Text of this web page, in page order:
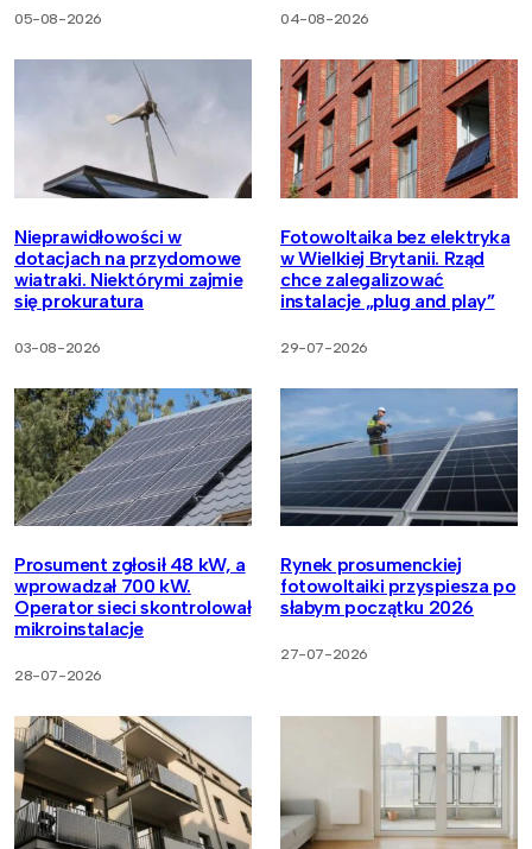
05-08-2026 04-08-2026
Nieprawidłowości w
dotacjach na przydomowe
wiatraki. Niektórymi zajmie
się prokuratura
03-08-2026
Fotowoltaika bez elektryka
w Wielkiej Brytanii. Rząd
chce zalegalizować
instalacje „plug and play”
29-07-2026
Prosument zgłosił 48 kW, a
wprowadzał 700 kW.
Operator sieci skontrolował
mikroinstalacje
28-07-2026
Rynek prosumenckiej
fotowoltaiki przyspiesza po
słabym początku 2026
27-07-2026